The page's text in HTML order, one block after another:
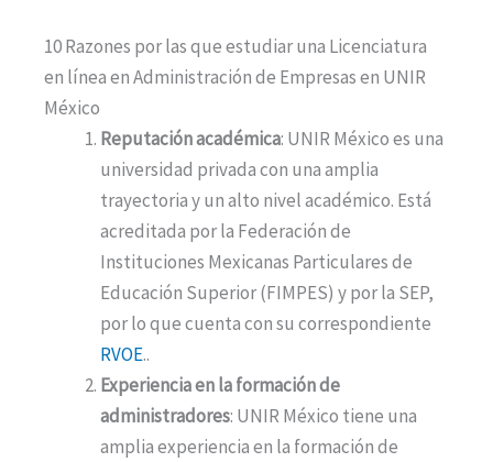
10 Razones por las que estudiar una Licenciatura
en línea en Administración de Empresas en UNIR
México
Reputación académica: UNIR México es una
universidad privada con una amplia
trayectoria y un alto nivel académico. Está
acreditada por la Federación de
Instituciones Mexicanas Particulares de
Educación Superior (FIMPES) y por la SEP,
por lo que cuenta con su correspondiente
RVOE..
Experiencia en la formación de
administradores: UNIR México tiene una
amplia experiencia en la formación de